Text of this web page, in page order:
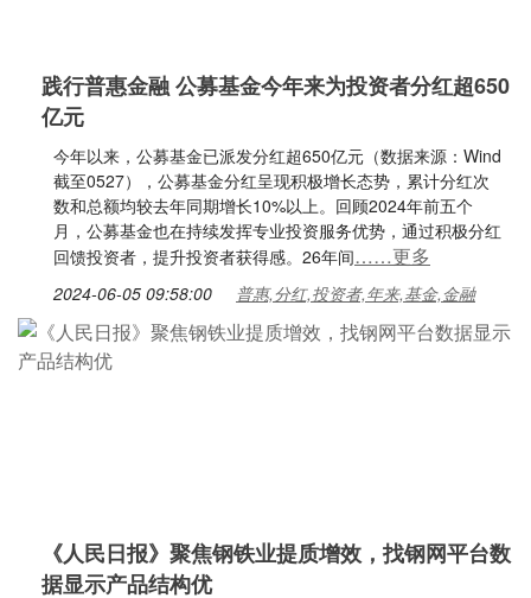
践行普惠金融 公募基金今年来为投资者分红超650
亿元
今年以来，公募基金已派发分红超650亿元（数据来源：Wind
截至0527），公募基金分红呈现积极增长态势，累计分红次
数和总额均较去年同期增长10%以上。回顾2024年前五个
月，公募基金也在持续发挥专业投资服务优势，通过积极分红
回馈投资者，提升投资者获得感。26年间……更多
2024-06-05 09:58:00 普惠,分红,投资者,年来,基金,金融
《人民日报》聚焦钢铁业提质增效，找钢网平台数
据显示产品结构优